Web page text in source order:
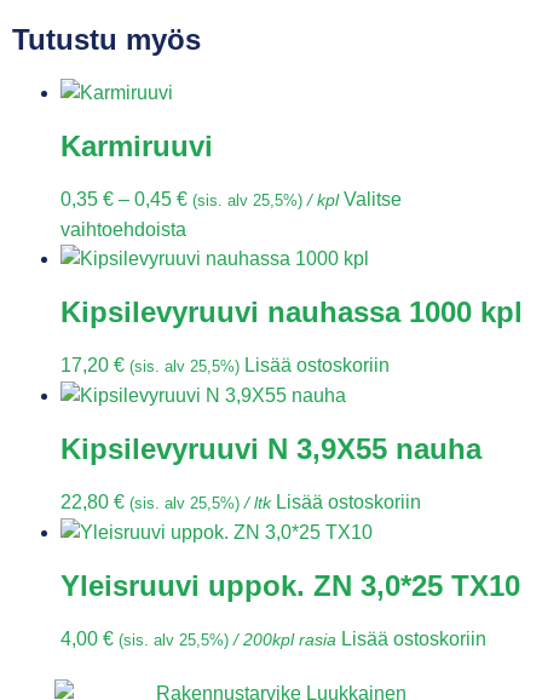
Tutustu myös
Karmiruuvi
0,35 € – 0,45 € (sis. alv 25,5%) / kpl Valitse
vaihtoehdoista
Kipsilevyruuvi nauhassa 1000 kpl
17,20 € (sis. alv 25,5%) Lisää ostoskoriin
Kipsilevyruuvi N 3,9X55 nauha
22,80 € (sis. alv 25,5%) / ltk Lisää ostoskoriin
Yleisruuvi uppok. ZN 3,0*25 TX10
4,00 € (sis. alv 25,5%) / 200kpl rasia Lisää ostoskoriin